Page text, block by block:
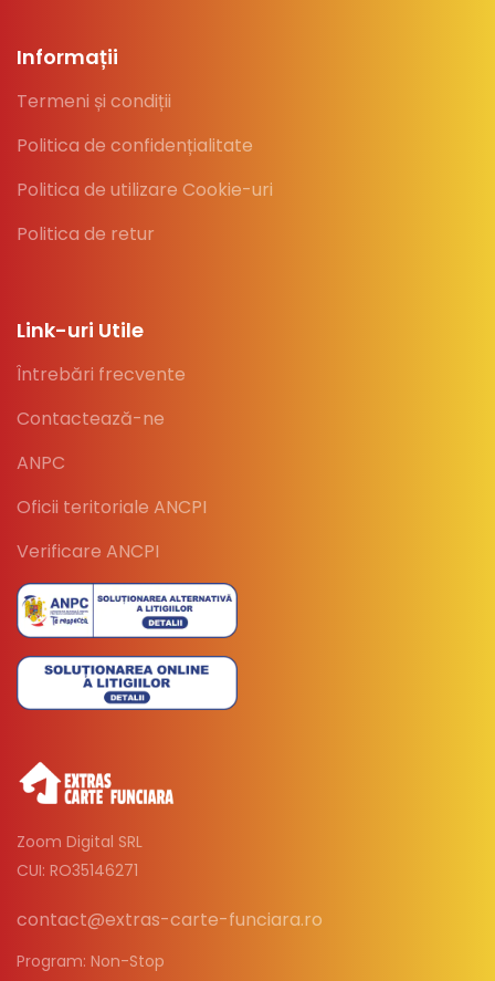
Informații
Termeni și condiții
Politica de confidențialitate
Politica de utilizare Cookie-uri
Politica de retur
Link-uri Utile
Întrebări frecvente
Contactează-ne
ANPC
Oficii teritoriale ANCPI
Verificare ANCPI
Zoom Digital SRL
CUI: RO35146271
contact@extras-carte-funciara.ro
Program: Non-Stop